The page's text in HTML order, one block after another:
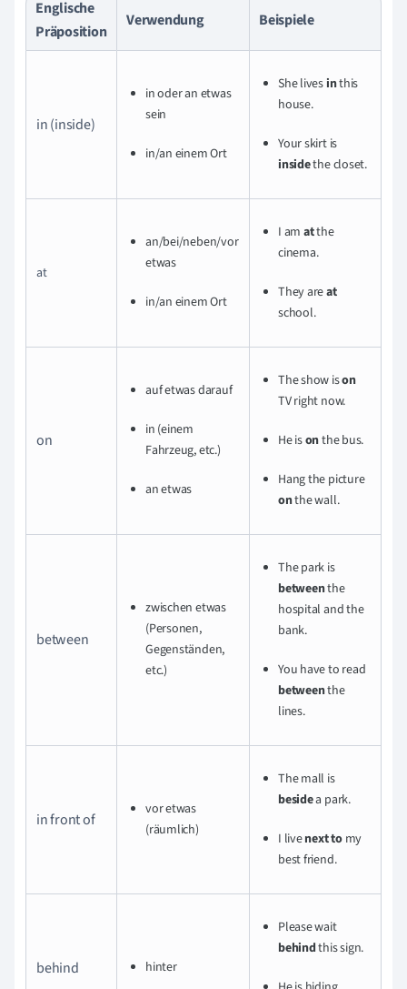
Englische
Präposition
Verwendung Beispiele
in (inside)
in oder an etwas
sein
in/an einem Ort
She lives inthis
house.
Your skirt is
insidethe closet.
at
an/bei/neben/vor
etwas
in/an einem Ort
I am atthe
cinema.
They areat
school.
on
auf etwas darauf
in (einem
Fahrzeug, etc.)
an etwas
The show ison
TV right now.
He isonthe bus.
Hang the picture
onthe wall.
between
zwischen etwas
(Personen,
Gegenständen,
etc.)
The park is
betweenthe
hospital and the
bank.
You have to read
betweenthe
lines.
in front of
vor etwas
(räumlich)
The mall is
besidea park.
I livenext tomy
best friend.
behind hinter
Please wait
behindthis sign.